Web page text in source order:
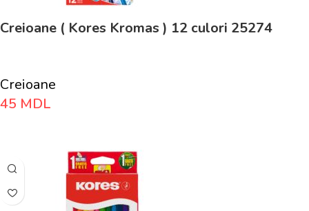
Creioane ( Kores Kromas ) 12 culori 25274
Creioane
45 MDL